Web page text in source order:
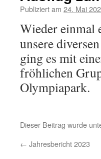
Publiziert am 24. Mai
Wieder einmal
unsere
ging es mit
fröhlichen
Olympiapark.
Dieser Beitrag wurde
← Jahresbericht 2023